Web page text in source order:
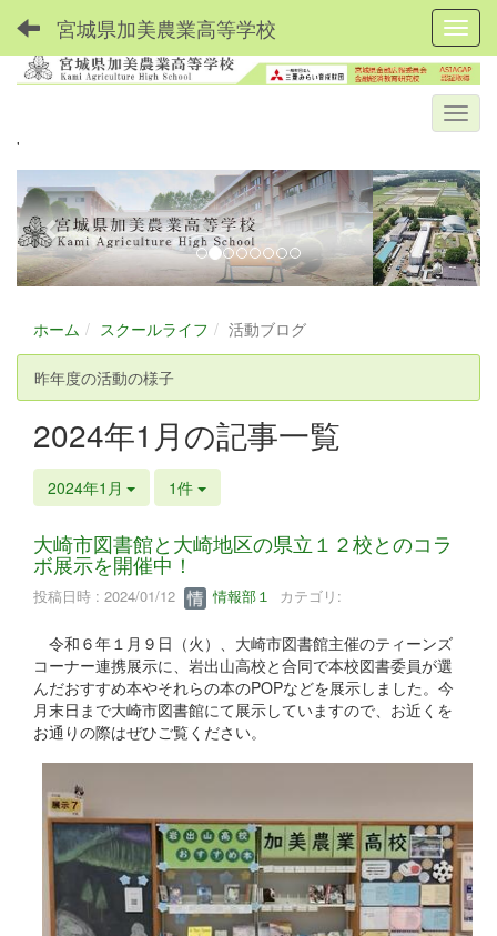
宮城県加美農業高等学校
'
p
r
e
v
o
u
s
n
e
x
t
ホーム スクールライフ 活動ブログ
昨年度の活動の様子
2024年1月の記事一覧
2024年1月 1件
大崎市図書館と大崎地区の県立１２校とのコラ
ボ展示を開催中！
投稿日時 : 2024/01/12 情報部１ カテゴリ:
令和６年１月９日（火）、大崎市図書館主催のティーンズ
コーナー連携展示に、岩出山高校と合同で本校図書委員が選
んだおすすめ本やそれらの本のPOPなどを展示しました。今
月末日まで大崎市図書館にて展示していますので、お近くを
お通りの際はぜひご覧ください。